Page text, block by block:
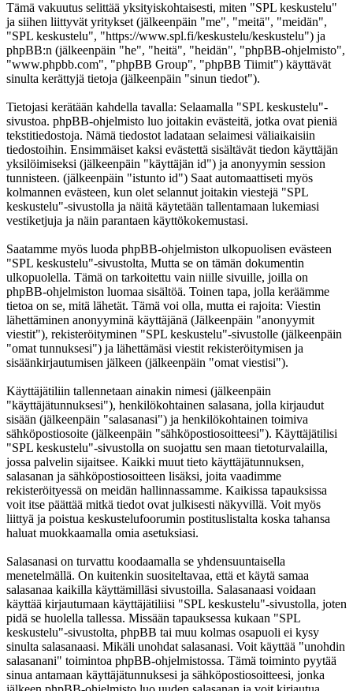
Tämä vakuutus selittää yksityiskohtaisesti, miten "SPL keskustelu"
ja siihen liittyvät yritykset (jälkeenpäin "me", "meitä", "meidän",
"SPL keskustelu", "https://www.spl.fi/keskustelu/keskustelu") ja
phpBB:n (jälkeenpäin "he", "heitä", "heidän", "phpBB-ohjelmisto",
"www.phpbb.com", "phpBB Group", "phpBB Tiimit") käyttävät
sinulta kerättyjä tietoja (jälkeenpäin "sinun tiedot").
Tietojasi kerätään kahdella tavalla: Selaamalla "SPL keskustelu"-
sivustoa. phpBB-ohjelmisto luo joitakin evästeitä, jotka ovat pieniä
tekstitiedostoja. Nämä tiedostot ladataan selaimesi väliaikaisiin
tiedostoihin. Ensimmäiset kaksi evästettä sisältävät tiedon käyttäjän
yksilöimiseksi (jälkeenpäin "käyttäjän id") ja anonyymin session
tunnisteen. (jälkeenpäin "istunto id") Saat automaattiseti myös
kolmannen evästeen, kun olet selannut joitakin viestejä "SPL
keskustelu"-sivustolla ja näitä käytetään tallentamaan lukemiasi
vestiketjuja ja näin parantaen käyttökokemustasi.
Saatamme myös luoda phpBB-ohjelmiston ulkopuolisen evästeen
"SPL keskustelu"-sivustolta, Mutta se on tämän dokumentin
ulkopuolella. Tämä on tarkoitettu vain niille sivuille, joilla on
phpBB-ohjelmiston luomaa sisältöä. Toinen tapa, jolla keräämme
tietoa on se, mitä lähetät. Tämä voi olla, mutta ei rajoita: Viestin
lähettäminen anonyyminä käyttäjänä (Jälkeenpäin "anonyymit
viestit"), rekisteröityminen "SPL keskustelu"-sivustolle (jälkeenpäin
"omat tunnuksesi") ja lähettämäsi viestit rekisteröitymisen ja
sisäänkirjautumisen jälkeen (jälkeenpäin "omat viestisi").
Käyttäjätiliin tallennetaan ainakin nimesi (jälkeenpäin
"käyttäjätunnuksesi"), henkilökohtainen salasana, jolla kirjaudut
sisään (jälkeenpäin "salasanasi") ja henkilökohtainen toimiva
sähköpostiosoite (jälkeenpäin "sähköpostiosoitteesi"). Käyttäjätilisi
"SPL keskustelu"-sivustolla on suojattu sen maan tietoturvalailla,
jossa palvelin sijaitsee. Kaikki muut tieto käyttäjätunnuksen,
salasanan ja sähköpostiosoitteen lisäksi, joita vaadimme
rekisteröityessä on meidän hallinnassamme. Kaikissa tapauksissa
voit itse päättää mitkä tiedot ovat julkisesti näkyvillä. Voit myös
liittyä ja poistua keskustelufoorumin postituslistalta koska tahansa
haluat muokkaamalla omia asetuksiasi.
Salasanasi on turvattu koodaamalla se yhdensuuntaisella
menetelmällä. On kuitenkin suositeltavaa, että et käytä samaa
salasanaa kaikilla käyttämilläsi sivustoilla. Salasanaasi voidaan
käyttää kirjautumaan käyttäjätiliisi "SPL keskustelu"-sivustolla, joten
pidä se huolella tallessa. Missään tapauksessa kukaan "SPL
keskustelu"-sivustolta, phpBB tai muu kolmas osapuoli ei kysy
sinulta salasanaasi. Mikäli unohdat salasanasi. Voit käyttää "unohdin
salasanani" toimintoa phpBB-ohjelmistossa. Tämä toiminto pyytää
sinua antamaan käyttäjätunnuksesi ja sähköpostiosoitteesi, jonka